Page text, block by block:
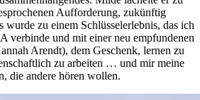
Aufforderung, zukünftig
wurde zu einem Schlüsselerlebnis, das ich
verbinde und mit einer neu empfundenen
Arendt), dem Geschenk, lernen zu
zu arbeiten … und mir meine
die andere hören wollen.